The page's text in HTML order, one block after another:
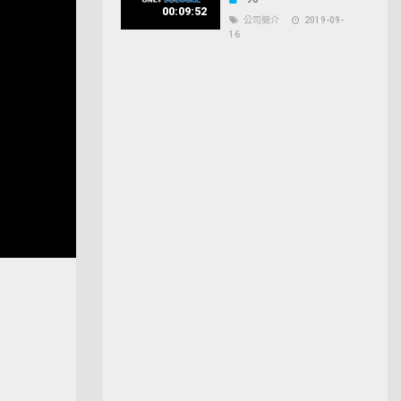
00:09:52
公司簡介
2019-09-
16